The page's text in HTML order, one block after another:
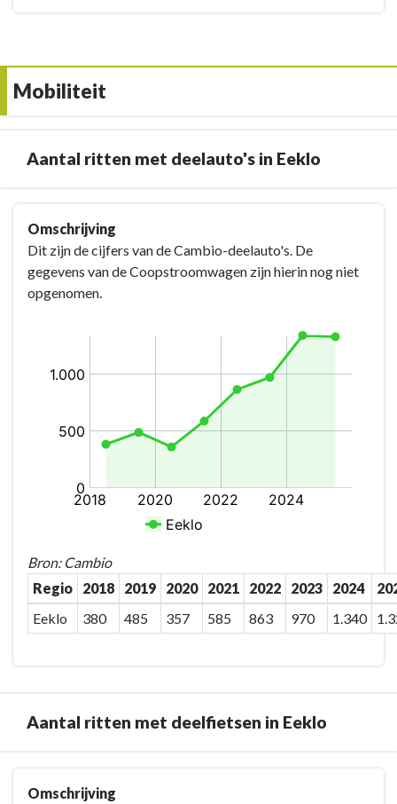
Mobiliteit
Aantal ritten met deelauto's in Eeklo
navigatie
Mobiliteit
Omschrijving
Dit zijn de cijfers van de Cambio-deelauto's. De
gegevens van de Coopstroomwagen zijn hierin nog niet
opgenomen.
Bron: Cambio
Regio
2018 2019 2020 2021 2022 2023 2024
Eeklo
380 485 357 585 863 970 1.340
Aantal ritten met deelfietsen in Eeklo
Omschrijving